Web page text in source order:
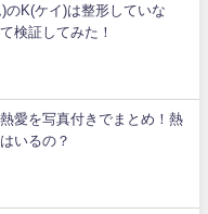
のK(ケイ)は整形していな
検証してみた！
愛を写真付きでまとめ！熱
いるの？